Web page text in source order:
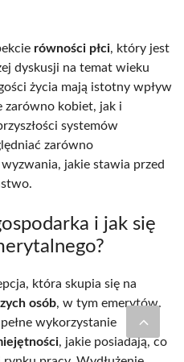
równości płci, który jest
dyskusji na temat wieku
życia mają istotny wpływ
zarówno kobiet, jak i
systemów
zarówno
jakie stawia przed
i jak się
która skupia się na
osób, w tym emerytów.
wykorzystanie
, jakie posiadają, co